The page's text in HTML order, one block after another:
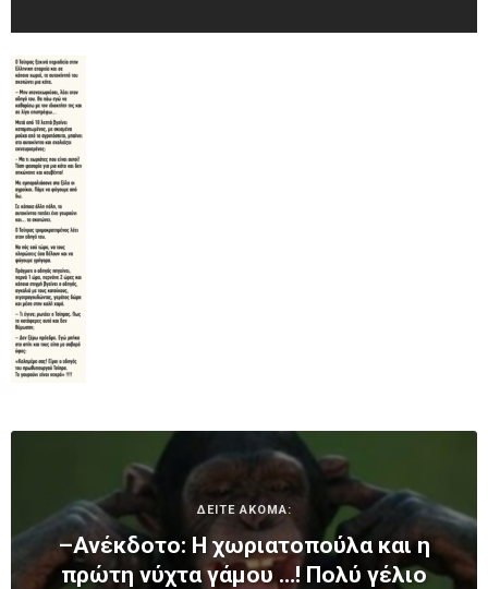
ΔΕΙΤΕ ΑΚΟΜΑ:
–Ανέκδοτο: Η χωριατοπούλα και η
πρώτη νύχτα γάμου …! Πολύ γέλιο